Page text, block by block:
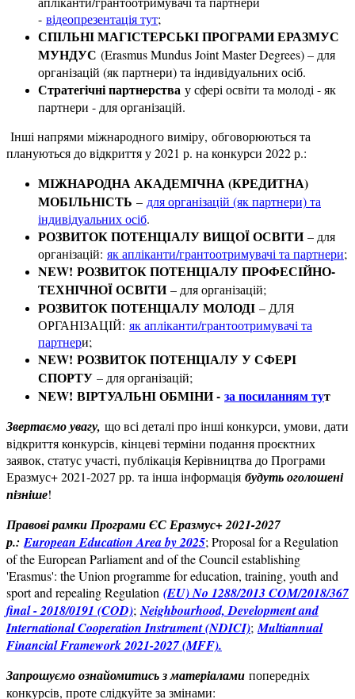
- відеопрезентація тут;
СПІЛЬНІ МАГІСТЕРСЬКІ ПРОГРАМИ ЕРАЗМУС
МУНДУС (Erasmus Mundus Joint Master Degrees) – для
організацій (як партнери) та індивідуальних осіб.
Стратегічні партнерства у сфері освіти та молоді - як
партнери - для організацій.
Інші напрями міжнародного виміру, обговорюються та
плануються до відкриття у 2021 р. на конкурси 2022 р.:
МІЖНАРОДНА АКАДЕМІЧНА (КРЕДИТНА)
МОБІЛЬНІСТЬ – для організацій (як партнери) та
індивідуальних осіб.
РОЗВИТОК ПОТЕНЦІАЛУ ВИЩОЇ ОСВІТИ– для
організацій: як апліканти/грантоотримувачі та партнери;
NEW! РОЗВИТОК ПОТЕНЦІАЛУ ПРОФЕСІЙНО-
ТЕХНІЧНОЇ ОСВІТИ– для організацій;
РОЗВИТОК ПОТЕНЦІАЛУ МОЛОДІ – ДЛЯ
ОРГАНІЗАЦІЙ: як апліканти/грантоотримувачі та
партнери;
NEW! РОЗВИТОК ПОТЕНЦІАЛУ У СФЕРІ
СПОРТУ – для організацій;
NEW! ВІРТУАЛЬНІ ОБМІНИ - за посиланням тут
Звертаємо увагу, що всі деталі про інші конкурси, умови, дати
відкриття конкурсів, кінцеві терміни подання проєктних
заявок, статус участі, публікація Керівництва до Програми
Еразмус+ 2021-2027 рр. та інша інформація будуть оголошені
пізніше!
Правові рамки Програми ЄС Еразмус+ 2021-2027
р.:European Education Area by 2025; Proposal for a Regulation
of the European Parliament and of the Council establishing
'Erasmus': the Union programme for education, training, youth and
sport and repealing Regulation (EU) No 1288/2013 COM/2018/367
final - 2018/0191 (COD);Neighbourhood, Development and
International Cooperation Instrument (NDICI);Multiannual
Financial Framework 2021-2027 (MFF).
Запрошуємо ознайомитись з матеріалами попередніх
конкурсів, проте слідкуйте за змінами: